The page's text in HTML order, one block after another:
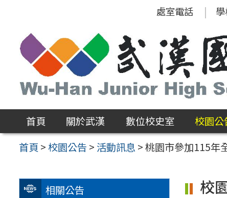
區
處室電話
首頁 關於武漢 數位校史室 校園公
首頁 >校園公告 > 活動訊息 >桃園市參加115年
相關公告 校